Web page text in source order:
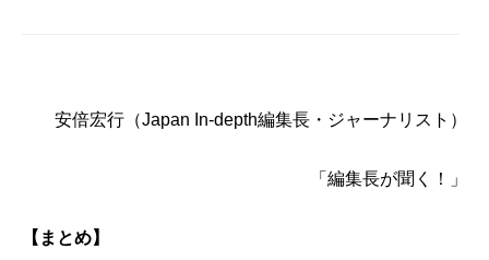
安倍宏行（Japan In-depth編集長・ジャーナリスト）
「 編集長が聞く ！」
【まとめ】